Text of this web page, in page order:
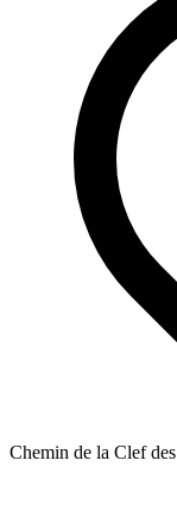
Chemin de la Clef